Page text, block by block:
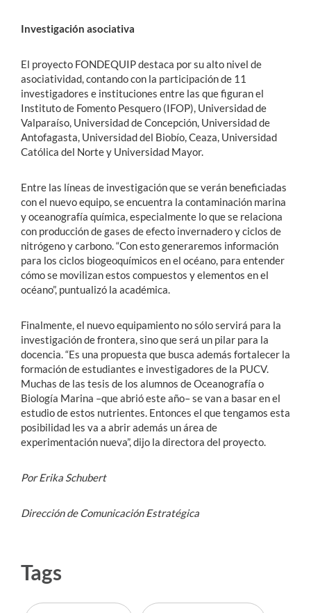
Investigación asociativa
El proyecto FONDEQUIP destaca por su alto nivel de
asociatividad, contando con la participación de 11
investigadores e instituciones entre las que figuran el
Instituto de Fomento Pesquero (IFOP), Universidad de
Valparaíso, Universidad de Concepción, Universidad de
Antofagasta, Universidad del Biobío, Ceaza, Universidad
Católica del Norte y Universidad Mayor.
Entre las líneas de investigación que se verán beneficiadas
con el nuevo equipo, se encuentra la contaminación marina
y oceanografía química, especialmente lo que se relaciona
con producción de gases de efecto invernadero y ciclos de
nitrógeno y carbono. “Con esto generaremos información
para los ciclos biogeoquímicos en el océano, para entender
cómo se movilizan estos compuestos y elementos en el
océano”, puntualizó la académica.
Finalmente, el nuevo equipamiento no sólo servirá para la
investigación de frontera, sino que será un pilar para la
docencia. “Es una propuesta que busca además fortalecer la
formación de estudiantes e investigadores de la PUCV.
Muchas de las tesis de los alumnos de Oceanografía o
Biología Marina –que abrió este año– se van a basar en el
estudio de estos nutrientes. Entonces el que tengamos esta
posibilidad les va a abrir además un área de
experimentación nueva”, dijo la directora del proyecto.
Por Erika Schubert
Dirección de Comunicación Estratégica
Tags